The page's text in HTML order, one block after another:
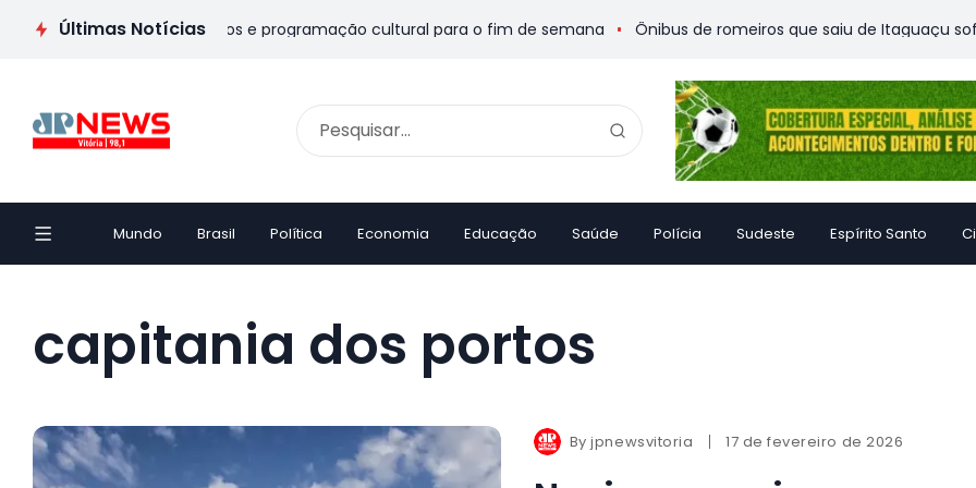
Últimas Notícias
Pais no ES: veja passeios e programação cultural para o fim de semana Ônibus de romeiros que saiu de Itaguaçu sofre
Mundo Brasil Política Economia Educação Saúde Polícia Sudeste Espírito Santo
capitania dos portos
Byjpnewsvitoria 17 de fevereiro de 2026